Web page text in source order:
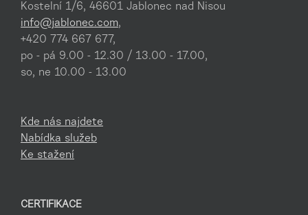
Kostelní 1/6, 46601 Jablonec nad Nisou
info@jablonec.com,
+420 774 667 677,
po - pá 9.00 - 12.30 / 13.00 - 17.00,
so, ne 10.00 - 13.00
Kde nás najdete
Nabídka služeb
Ke stažení
CERTIFIKACE